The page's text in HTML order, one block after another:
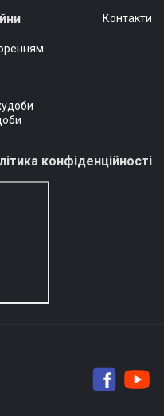
Контакти
конфіденційності